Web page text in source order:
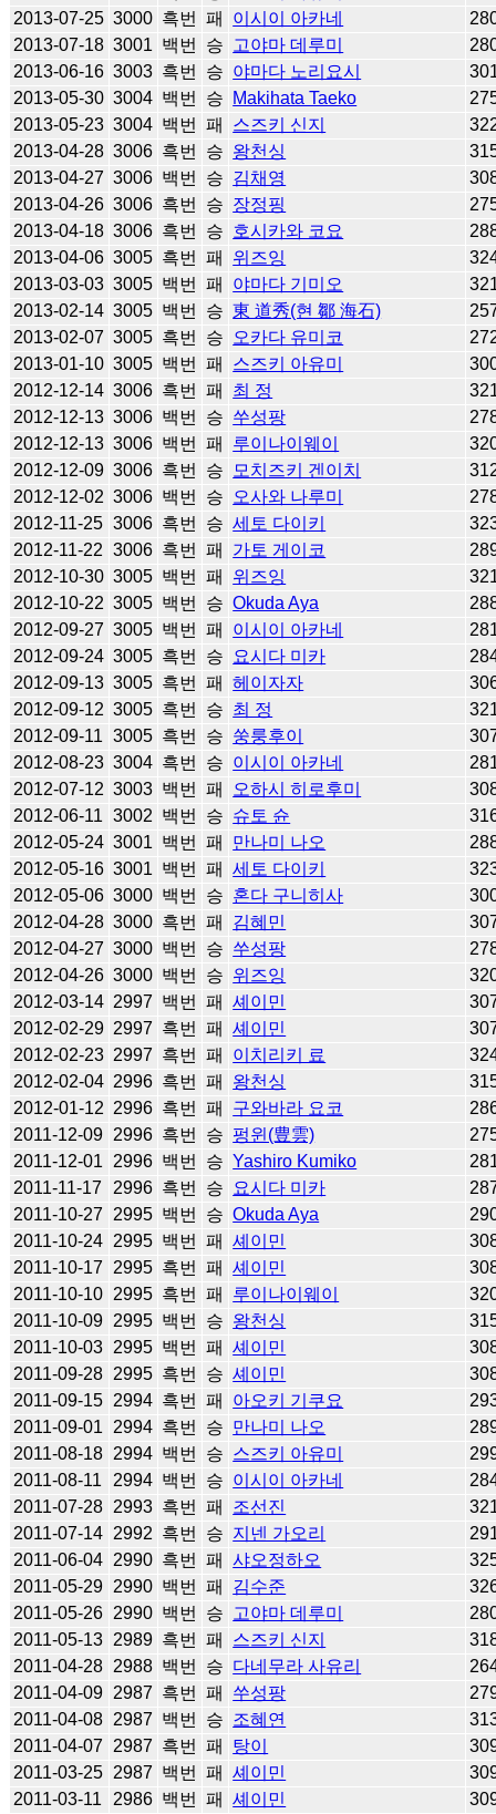
2013-07-25 3000 흑번 패 이시이 아카네
2013-07-18 3001 백번 승 고야마 데루미
2013-06-16 3003 흑번 승 야마다 노리요시
2013-05-30 3004 백번 승 Makihata Taeko
2013-05-23 3004 백번 패 스즈키 신지
2013-04-28 3006 흑번 승 왕천싱
2013-04-27 3006 백번 승 김채영
2013-04-26 3006 흑번 승 장정핑
2013-04-18 3006 흑번 승 호시카와 코요
2013-04-06 3005 흑번 패 위즈잉
2013-03-03 3005 백번 패 야마다 기미오
2013-02-14 3005 백번 승 東 道秀(현 鄒 海石)
2013-02-07 3005 흑번 승 오카다 유미코
2013-01-10 3005 백번 패 스즈키 아유미
2012-12-14 3006 흑번 패 최 정
2012-12-13 3006 백번 승 쑤성팡
2012-12-13 3006 백번 패 루이나이웨이
2012-12-09 3006 흑번 승 모치즈키 겐이치
2012-12-02 3006 백번 승 오사와 나루미
2012-11-25 3006 흑번 승 세토 다이키
2012-11-22 3006 흑번 패 가토 게이코
2012-10-30 3005 백번 패 위즈잉
2012-10-22 3005 백번 승 Okuda Aya
2012-09-27 3005 백번 패 이시이 아카네
2012-09-24 3005 흑번 승 요시다 미카
2012-09-13 3005 흑번 패 헤이자자
2012-09-12 3005 흑번 승 최 정
2012-09-11 3005 흑번 승 쑹룽후이
2012-08-23 3004 흑번 승 이시이 아카네
2012-07-12 3003 백번 패 오하시 히로후미
2012-06-11 3002 백번 승 슈토 슌
2012-05-24 3001 백번 패 만나미 나오
2012-05-16 3001 백번 패 세토 다이키
2012-05-06 3000 백번 승 혼다 구니히사
2012-04-28 3000 흑번 패 김혜민
2012-04-27 3000 백번 승 쑤성팡
2012-04-26 3000 백번 승 위즈잉
2012-03-14 2997 백번 패 셰이민
2012-02-29 2997 흑번 패 셰이민
2012-02-23 2997 흑번 패 이치리키 료
2012-02-04 2996 흑번 패 왕천싱
2012-01-12 2996 흑번 패 구와바라 요코
2011-12-09 2996 흑번 승 펑윈(豊雲)
2011-12-01
2996 백번 승 Yashiro Kumiko
2011-11-17
2996 흑번 승 요시다 미카
2011-10-27
2995 백번 승 Okuda Aya
2011-10-24 2995 백번 패 셰이민
2011-10-17
2995 흑번 패 셰이민
2011-10-10 2995 흑번 패 루이나이웨이
2011-10-09 2995 백번 승 왕천싱
2011-10-03 2995 백번 패 셰이민
2011-09-28 2995 흑번 승 셰이민
2011-09-15 2994 흑번 패 아오키 기쿠요
2011-09-01
2994 흑번 승 만나미 나오
2011-08-18 2994 백번 승 스즈키 아유미
2011-08-11
2994 백번 승 이시이 아카네
2011-07-28 2993 흑번 패 조선진
2011-07-14 2992 흑번 승 지넨 가오리
2011-06-04 2990 흑번 패 샤오정하오
2011-05-29 2990 백번 패 김수준
2011-05-26 2990 백번 승 고야마 데루미
2011-05-13 2989 흑번 패 스즈키 신지
2011-04-28 2988 백번 승 다네무라 사유리
2011-04-09 2987 흑번 패 쑤성팡
2011-04-08 2987 백번 승 조혜연
2011-04-07
2987 흑번 패 탕이
2011-03-25 2987 백번 패 셰이민
2011-03-11
2986 백번 패 셰이민